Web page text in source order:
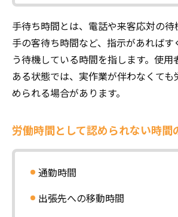
手待ち時間とは、電話や来客応対の
手の客待ち時間など、指示があればす
う待機している時間を指します。使用
ある状態では、実作業が伴わなくて
められる場合があります。
労働時間として認められない時間
通勤時間
出張先への移動時間